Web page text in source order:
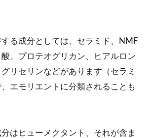
る成分としては、セラミド、NMF
、プロテオグリカン、ヒアルロン
リセリンなどがあります（セラミ
、エモリエントに分類されることも
はヒューメクタント、それが含ま